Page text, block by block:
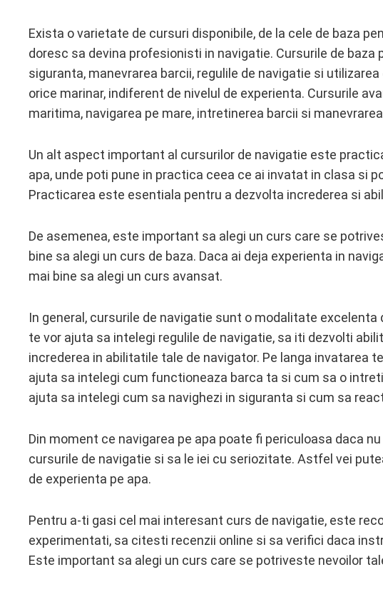
Exista o varietate de cursuri disponibile, de la cele de baza
doresc sa devina profesionisti in navigatie. Cursurile de
siguranta, manevrarea barcii, regulile de navigatie si
orice marinar, indiferent de nivelul de experienta. Cursurile
maritima, navigarea pe mare, intretinerea barcii si
Un alt aspect important al cursurilor de navigatie este
apa, unde poti pune in practica ceea ce ai invatat in clasa si
Practicarea este esentiala pentru a dezvolta increderea si
De asemenea, este important sa alegi un curs care se
bine sa alegi un curs de baza. Daca ai deja experienta in
mai bine sa alegi un curs avansat.
In general, cursurile de navigatie sunt o modalitate
te vor ajuta sa intelegi regulile de navigatie, sa iti dezvolti
increderea in abilitatile tale de navigator. Pe langa invatarea
ajuta sa intelegi cum functioneaza barca ta si cum sa o
ajuta sa intelegi cum sa navighezi in siguranta si cum sa
Din moment ce navigarea pe apa poate fi periculoasa daca
cursurile de navigatie si sa le iei cu seriozitate. Astfel vei
de experienta pe apa.
Pentru a-ti gasi cel mai interesant curs de navigatie, este
experimentati, sa citesti recenzii online si sa verifici daca
Este important sa alegi un curs care se potriveste nevoilor